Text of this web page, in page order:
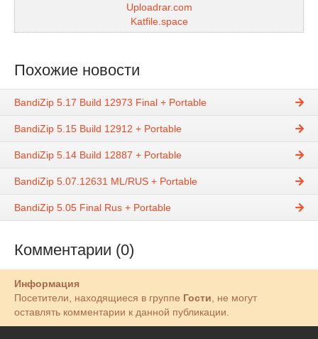
Uploadrar.com
Katfile.space
Похожие новости
BandiZip 5.17 Build 12973 Final + Portable
BandiZip 5.15 Build 12912 + Portable
BandiZip 5.14 Build 12887 + Portable
BandiZip 5.07.12631 ML/RUS + Portable
BandiZip 5.05 Final Rus + Portable
Комментарии (0)
Информация
Посетители, находящиеся в группе Гости , не могут
оставлять комментарии к данной публикации.